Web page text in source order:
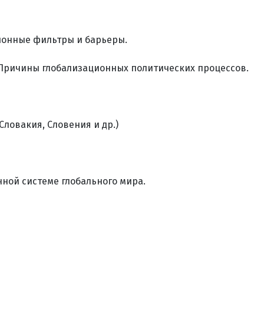
фильтры и барьеры.
глобализационных политических процессов.
Словения и др.)
системе глобального мира.